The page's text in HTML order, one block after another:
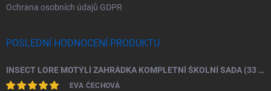
Ochrana osobních údajů GDPR
POSLEDNÍ HODNOCENÍ PRODUKTU
INSECT LORE MOTÝLÍ ZAHRÁDKA KOMPLETNÍ ŠKOLNÍ SADA (33 HOUSENEK)
EVA ČECHOVÁ